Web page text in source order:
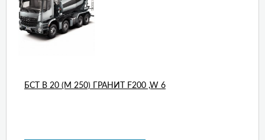
БСТ В 20 (М 250) ГРАНИТ F200 ,W 6